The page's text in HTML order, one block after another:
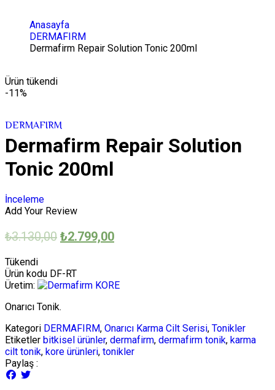
Anasayfa
DERMAFIRM
Dermafirm Repair Solution Tonic 200ml
Ürün tükendi
-11%
DERMAFIRM
Dermafirm Repair Solution
Tonic 200ml
İnceleme
Add Your Review
₺3.130,00 ₺2.799,00
Tükendi
Ürün kodu DF-RT
Üretim:
KORE
Onarıcı Tonik.
Kategori DERMAFIRM, Onarıcı Karma Cilt Serisi, Tonikler
Etiketler bitkisel ürünler, dermafirm, dermafirm tonik, karma
cilt tonik, kore ürünleri, tonikler
Paylaş :